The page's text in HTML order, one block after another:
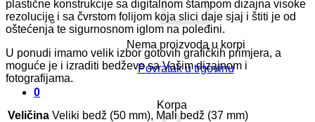
Nema proizvoda u korpi
Povratak u trgovinu
0
Korpa
plastične konstrukcije sa digitalnom štampom dizajna visoke
rezolucije i sa čvrstom folijom koja slici daje sjaj i štiti je od
oštećenja te sigurnosnom iglom na poleđini.
U ponudi imamo velik izbor gotovih grafičkih primjera, a
moguće je i izraditi bedževe sa Vašim dizajnom i
fotografijama.
Veličina Veliki bedž (50 mm), Mali bedž (37 mm)